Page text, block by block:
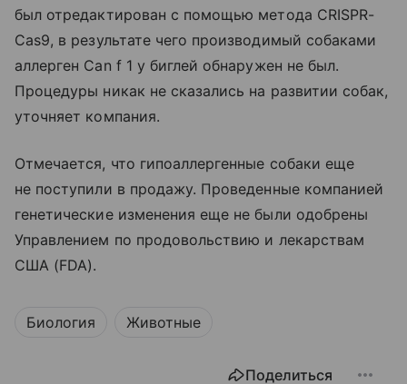
был отредактирован с помощью метода CRISPR-
Cas9, в результате чего производимый собаками
аллерген Can f 1 у биглей обнаружен не был.
Процедуры никак не сказались на развитии собак,
уточняет компания.
Отмечается, что гипоаллергенные собаки еще
не поступили в продажу. Проведенные компанией
генетические изменения еще не были одобрены
Управлением по продовольствию и лекарствам
США (FDA).
Биология Животные
Поделиться